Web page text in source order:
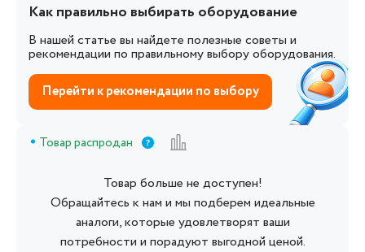
Как правильно выбирать оборудование
В нашей статье вы найдете полезные советы и
рекомендации по правильному выбору оборудования.
Перейти к рекомендации по выбору
Товар распродан
Товар больше не доступен!
Обращайтесь к нам и мы подберем идеальные
аналоги, которые удовлетворят ваши
потребности и порадуют выгодной ценой.